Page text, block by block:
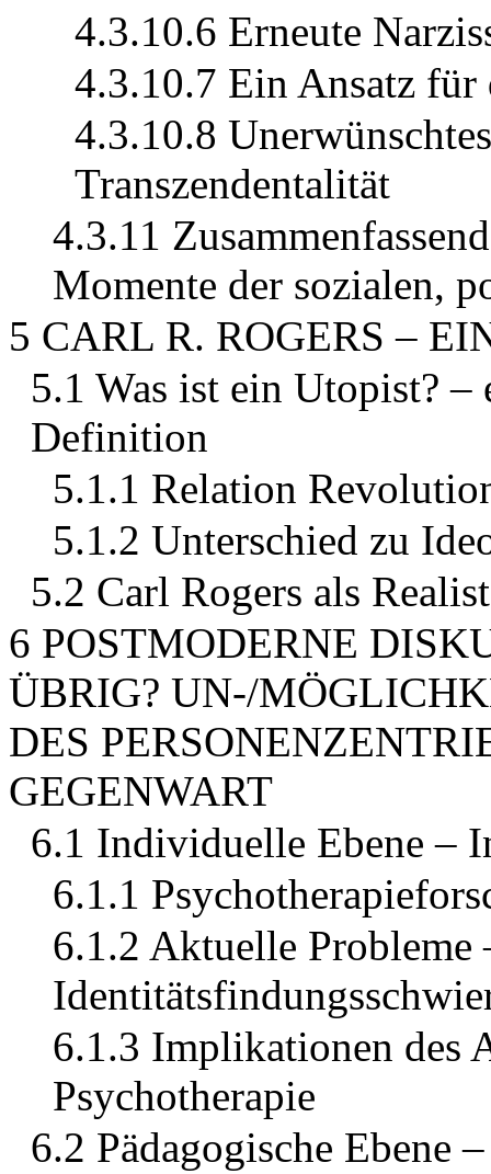
4.3.10.6 Erneute
4.3.10.7 Ein Ansatz
4.3.10.8
Transzendentalität
4.3.11
Momente der sozialen,
5 CARL R. ROGERS –
5.1 Was ist ein Utopist? –
Definition
5.1.1 Relation
5.1.2 Unterschied zu
5.2 Carl Rogers als
6 POSTMODERNE
ÜBRIG? UN-/
DES
GEGENWART
6.1 Individuelle Ebene –
6.1.1
6.1.2 Aktuelle Probleme
6.1.3 Implikationen des
Psychotherapie
6.2 Pädagogische Ebene